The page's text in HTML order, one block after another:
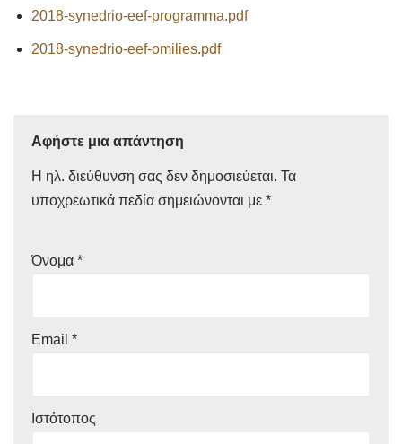
2018-synedrio-eef-programma.pdf
2018-synedrio-eef-omilies.pdf
Αφήστε μια απάντηση
Η ηλ. διεύθυνση σας δεν δημοσιεύεται. Τα
υποχρεωτικά πεδία σημειώνονται με *
Όνομα *
Email *
Ιστότοπος